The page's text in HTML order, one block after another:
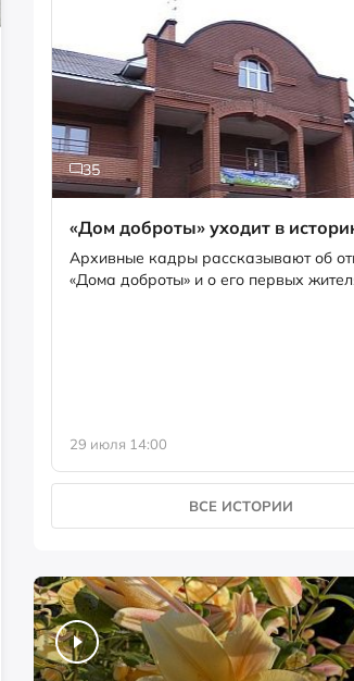
35
«Дом доброты» уходит в
Архивные кадры рассказывают об
«Дома доброты» и о его первых
29 июля 14:00
ВСЕ ИСТОРИИ